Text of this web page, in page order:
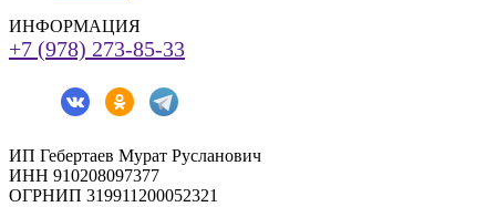
ИНФОРМАЦИЯ
+7 (978) 273-85-33
ИП Гебертаев Мурат Русланович
ИНН 910208097377
ОГРНИП 319911200052321